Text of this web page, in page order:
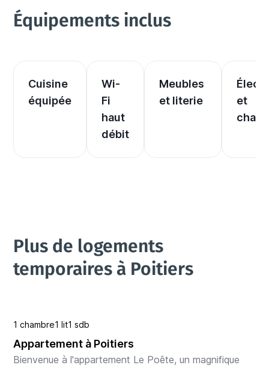
Équipements inclus
Cuisine
équipée
Wi-
Fi
haut
débit
Meubles
et literie
et
Plus de logements
temporaires à Poitiers
1 chambre1 lit1 sdb
Appartement à Poitiers
Bienvenue à l'appartement Le Poête, un magnifique